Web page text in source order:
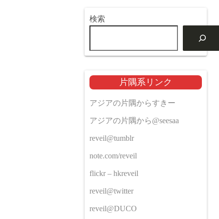
検索
片隅系リンク
アジアの片隅からすきー
アジアの片隅から@seesaa
reveil@tumblr
note.com/reveil
flickr – hkreveil
reveil@twitter
reveil@DUCO